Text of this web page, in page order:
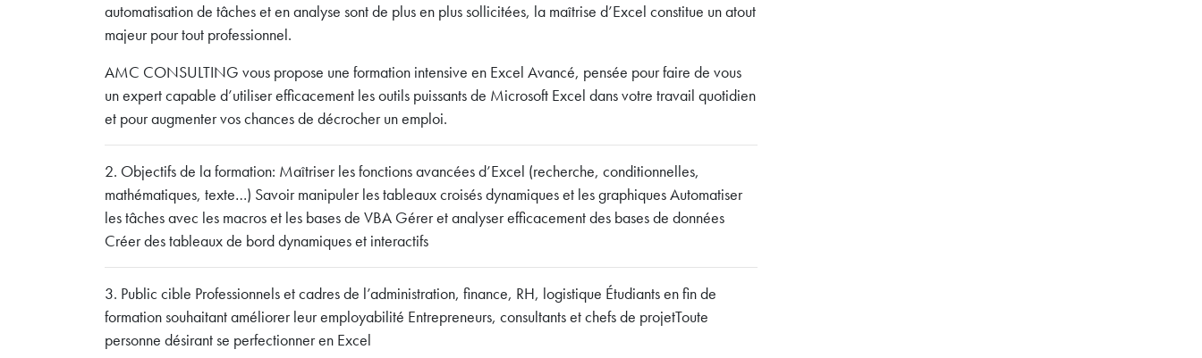
automatisation de tâches et en analyse sont de plus en plus sollicitées, la maîtrise d’Excel constitue un atout
majeur pour tout professionnel.
AMC CONSULTING vous propose une formation intensive en Excel Avancé, pensée pour faire de vous
un expert capable d’utiliser efficacement les outils puissants de Microsoft Excel dans votre travail quotidien
et pour augmenter vos chances de décrocher un emploi.
2. Objectifs de la formation: Maîtriser les fonctions avancées d’Excel (recherche, conditionnelles,
mathématiques, texte…) Savoir manipuler les tableaux croisés dynamiques et les graphiques Automatiser
les tâches avec les macros et les bases de VBA Gérer et analyser efficacement des bases de données
Créer des tableaux de bord dynamiques et interactifs
3. Public cible Professionnels et cadres de l’administration, finance, RH, logistique Étudiants en fin de
formation souhaitant améliorer leur employabilité Entrepreneurs, consultants et chefs de projetToute
personne désirant se perfectionner en Excel